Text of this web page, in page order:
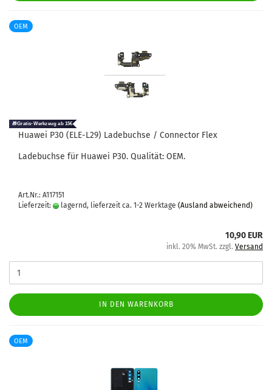
OEM
Hua­wei P30 (ELE-​L29) La­de­buch­se / Con­nec­tor Flex
La­de­buch­se für Hua­wei P30. Qua­li­tät: OEM.
Art.Nr.: A117151
Lieferzeit:
lagernd, lieferzeit ca. 1-2 Werktage (Ausland abweichend)
10,90 EUR
inkl. 20% MwSt. zzgl. Versand
IN DEN WARENKORB
OEM